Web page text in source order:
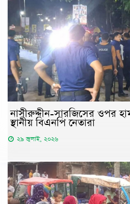
নাসীরুদ্দীন-সারজিসের ওপর
স্থানীয় বিএনপি নেতারা
২৯ জুলাই, ২০২৬